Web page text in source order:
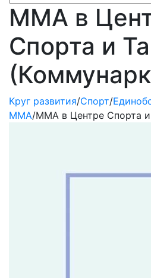
ММА в
Спорта и
Круг развития/Спорт/
ММА/ММА в Центре Спорта